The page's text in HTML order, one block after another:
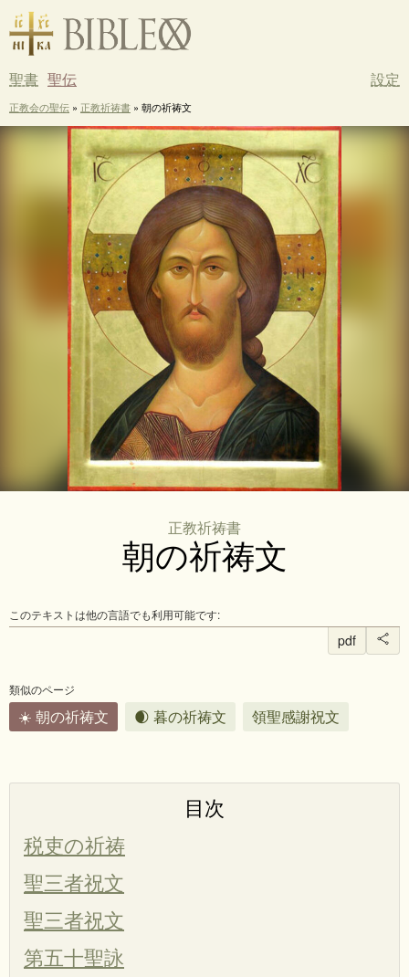
聖書 聖伝 設定
正教会の聖伝 » 正教祈祷書 » 朝の祈祷文
正教祈祷書
朝の祈祷文
このテキストは他の言語でも利用可能です:
pdf
類似のページ
☀️ 朝の祈祷文 🌒 暮の祈祷文 領聖感謝祝文
目次
税吏の祈祷
聖三者祝文
聖三者祝文
第五十聖詠